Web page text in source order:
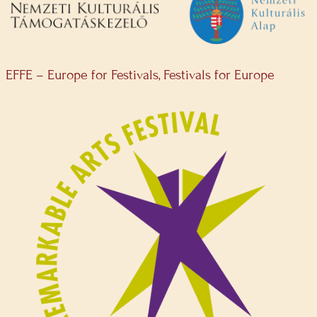
EFFE – Europe for Festivals, Festivals for Europe